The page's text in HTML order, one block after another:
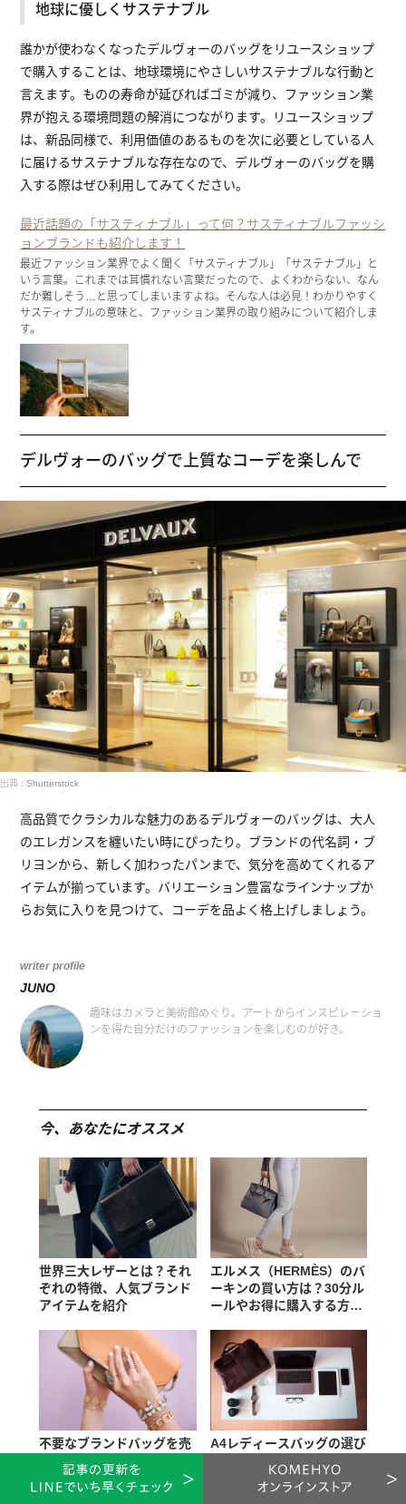
地球に優しくサステナブル
誰かが使わなくなったデルヴォーのバッグをリユースショップ
で購入することは、地球環境にやさしいサステナブルな行動と
言えます。ものの寿命が延びればゴミが減り、ファッション業
界が抱える環境問題の解消につながります。リユースショップ
は、新品同様で、利用価値のあるものを次に必要としている人
に届けるサステナブルな存在なので、デルヴォーのバッグを購
入する際はぜひ利用してみてください。
最近話題の「サスティナブル」って何？サスティナブルファッシ
ョンブランドも紹介します！
最近ファッション業界でよく聞く「サスティナブル」「サステナブル」と
いう言葉。これまでは耳慣れない言葉だったので、よくわからない、なん
だか難しそう…と思ってしまいますよね。そんな人は必見！わかりやすく
サスティナブルの意味と、ファッション業界の取り組みについて紹介しま
す。
デルヴォーのバッグで上質なコーデを楽しんで
出典 : Shutterstock
高品質でクラシカルな魅力のあるデルヴォーのバッグは、大人
のエレガンスを纏いたい時にぴったり。ブランドの代名詞・ブ
リヨンから、新しく加わったパンまで、気分を高めてくれるア
イテムが揃っています。バリエーション豊富なラインナップか
らお気に入りを見つけて、コーデを品よく格上げしましょう。
writer profile
JUNO
趣味はカメラと美術館めぐり。アートからインスピレーショ
ンを得た自分だけのファッションを楽しむのが好き。
今、あなたにオススメ
世界三大レザーとは？それ
ぞれの特徴、人気ブランド
アイテムを紹介
エルメス（HERMÈS）のバ
ーキンの買い方は？30分ル
ールやお得に購入する方法
不要なブランドバッグを売
ろう！相場価格と買取サー
ビスもチェック
A4レディースバッグの選び
方！機能性とおしゃれを兼
ね揃えたおすすめバッグ